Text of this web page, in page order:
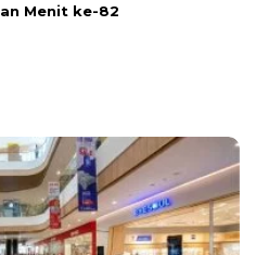
Menit ke-82